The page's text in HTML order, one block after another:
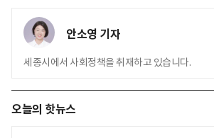
안소영 기자
세종시에서 사회정책을 취재하고 있습니다.
오늘의 핫뉴스